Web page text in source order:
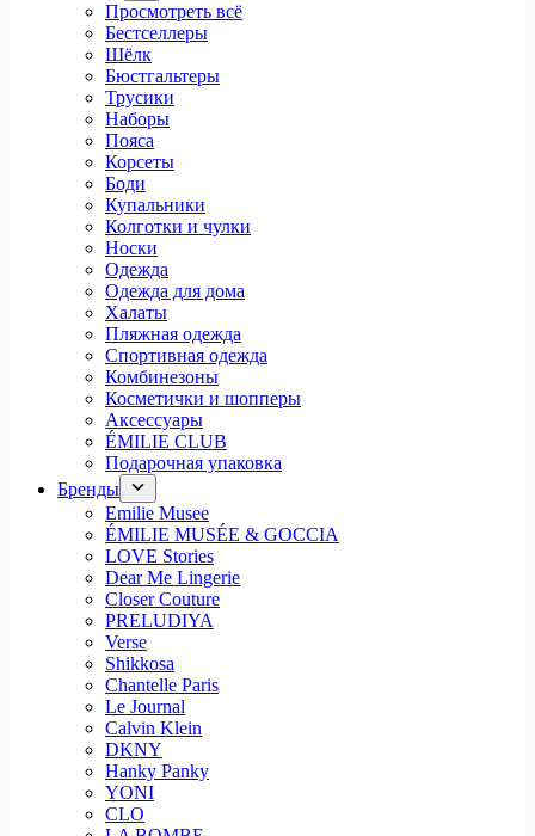
Просмотреть всё
Бестселлеры
Шёлк
Бюстгальтеры
Трусики
Наборы
Пояса
Корсеты
Боди
Купальники
Колготки и чулки
Носки
Одежда
Одежда для дома
Халаты
Пляжная одежда
Спортивная одежда
Комбинезоны
Косметички и шопперы
Аксессуары
ÉMILIE CLUB
Подарочная упаковка
Бренды
Emilie Musee
ÉMILIE MUSÉE & GOCCIA
LOVE Stories
Dear Me Lingerie
Closer Couture
PRELUDIYA
Verse
Shikkosa
Chantelle Paris
Le Journal
Calvin Klein
DKNY
Hanky Panky
YONI
CLO